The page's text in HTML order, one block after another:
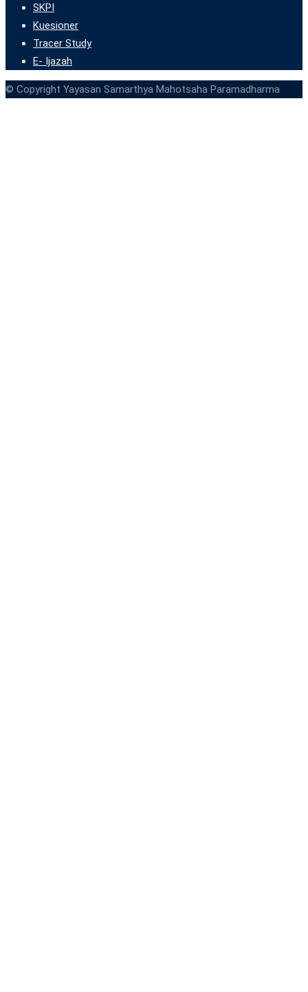
SKPI
Kuesioner
Tracer Study
E- Ijazah
© Copyright Yayasan Samarthya Mahotsaha Paramadharma